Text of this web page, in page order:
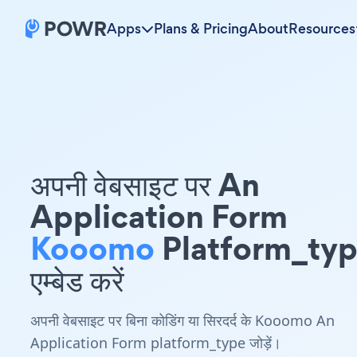
Apps Plans & PricingAboutResources
अपनी वेबसाइट पर An
Application Form
Kooomo
एम्बेड करें
अपनी वेबसाइट पर बिना कोडिंग या सिरदर्द के Kooomo An
Application Form platform_type जोड़ें।